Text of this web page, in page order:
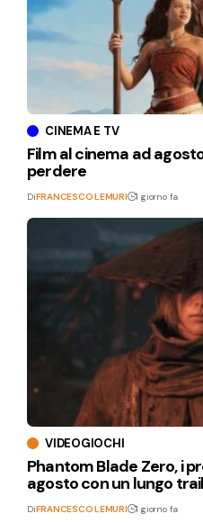
CINEMA E TV
Film al cinema ad
perdere
DiFRANCESCO LEMURI 1 giorno fa
VIDEOGIOCHI
Phantom Blade Zero, i
agosto con un lungo
DiFRANCESCO LEMURI 1 giorno fa